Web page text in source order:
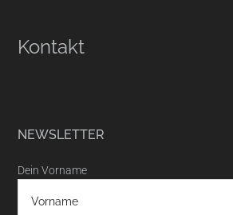
Kontakt
NEWSLETTER
Dein Vorname